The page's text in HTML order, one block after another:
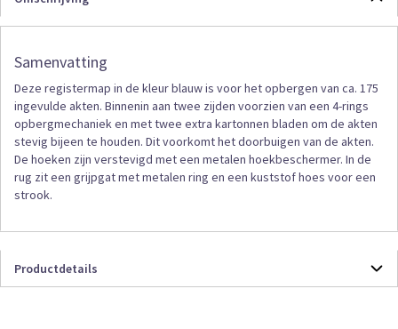
Samenvatting
Deze registermap in de kleur blauw is voor het opbergen van ca. 175
ingevulde akten. Binnenin aan twee zijden voorzien van een 4-rings
opbergmechaniek en met twee extra kartonnen bladen om de akten
stevig bijeen te houden. Dit voorkomt het doorbuigen van de akten.
De hoeken zijn verstevigd met een metalen hoekbeschermer. In de
rug zit een grijpgat met metalen ring en een kuststof hoes voor een
strook.
Productdetails